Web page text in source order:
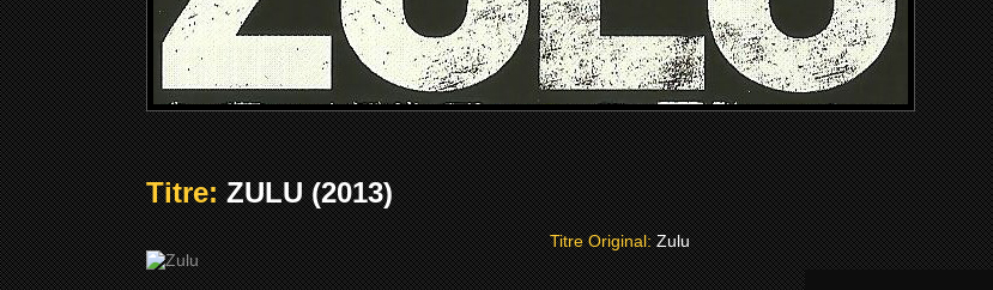
Titre:ZULU (2013)
Titre Original:Zulu